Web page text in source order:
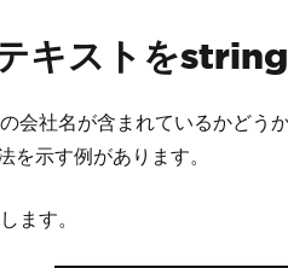
キストを
会社名が含まれているかどう
を示す例があります。
ます。